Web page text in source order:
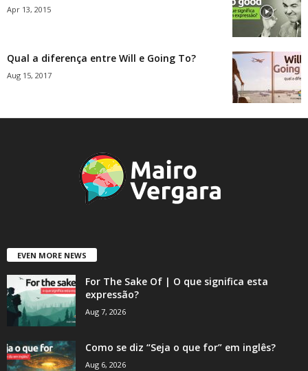
Apr 13, 2015
Qual a diferença entre Will e Going To?
Aug 15, 2017
EVEN MORE NEWS
For The Sake Of | O que significa esta
expressão?
Aug 7, 2026
Como se diz “Seja o que for” em inglês?
Aug 6, 2026